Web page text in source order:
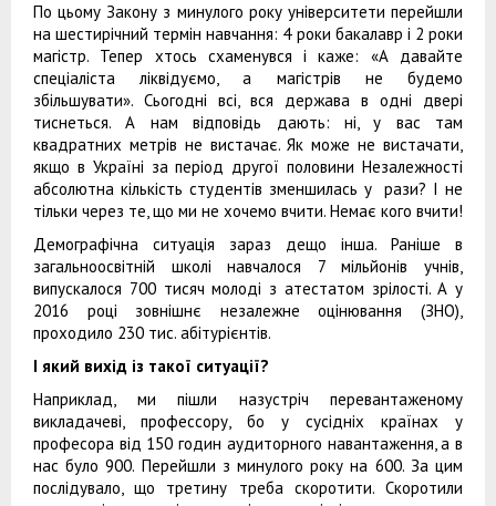
По цьому Закону з минулого року університети перейшли
на шестирічний термін навчання: 4 роки бакалавр і 2 роки
магістр. Тепер хтось схаменувся і каже: «А давайте
спеціаліста ліквідуємо, а магістрів не будемо
збільшувати». Сьогодні всі, вся держава в одні двері
тиснеться. А нам відповідь дають: ні, у вас там
квадратних метрів не вистачає. Як може не вистачати,
якщо в Україні за період другої половини Незалежності
абсолютна кількість студентів зменшилась у рази? І не
тільки через те, що ми не хочемо вчити. Немає кого вчити!
Демографічна ситуація зараз дещо інша. Раніше в
загальноосвітній школі навчалося 7 мільйонів учнів,
випускалося 700 тисяч молоді з атестатом зрілості. А у
2016 році зовнішнє незалежне оцінювання (ЗНО),
проходило 230 тис. абітурієнтів.
І який вихід із такої ситуації?
Наприклад, ми пішли назустріч перевантаженому
викладачеві, профессору, бо у сусідніх країнах у
професора від 150 годин аудиторного навантаження, а в
нас було 900. Перейшли з минулого року на 600. За цим
послідувало, що третину треба скоротити. Скоротили